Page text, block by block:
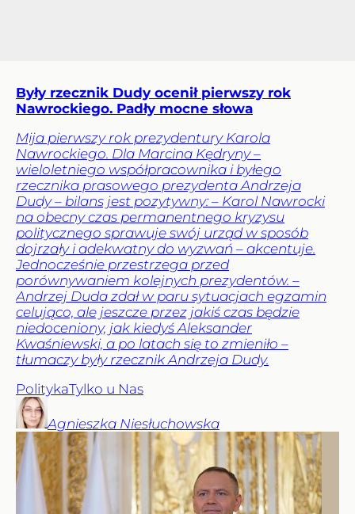
Były rzecznik Dudy ocenił pierwszy rok
Nawrockiego. Padły mocne słowa
Mija pierwszy rok prezydentury Karola
Nawrockiego. Dla Marcina Kędryny –
wieloletniego współpracownika i byłego
rzecznika prasowego prezydenta Andrzeja
Dudy – bilans jest pozytywny: – Karol Nawrocki
na obecny czas permanentnego kryzysu
politycznego sprawuje swój urząd w sposób
dojrzały i adekwatny do wyzwań – akcentuje.
Jednocześnie przestrzega przed
porównywaniem kolejnych prezydentów. –
Andrzej Duda zdał w paru sytuacjach egzamin
celująco, ale jeszcze przez jakiś czas będzie
niedoceniony, jak kiedyś Aleksander
Kwaśniewski, a po latach się to zmieniło –
tłumaczy były rzecznik Andrzeja Dudy.
PolitykaTylko u Nas
Agnieszka Niesłuchowska